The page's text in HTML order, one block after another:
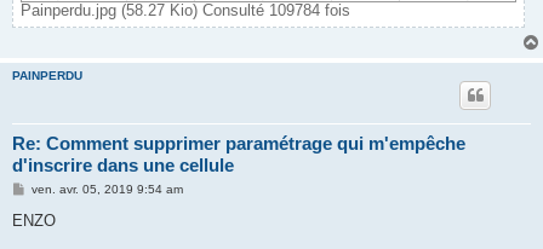
Painperdu.jpg (58.27 Kio) Consulté 109784 fois
PAINPERDU
Re: Comment supprimer paramétrage qui m'empêche
d'inscrire dans une cellule
M
s
ven. avr. 05, 2019 9:54 am
ENZO